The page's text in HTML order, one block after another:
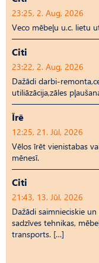
23:25, 2. Aug, 2026
Veco mēbeļu u.c. lietu
Citi
23:22, 2. Aug, 2026
Dažādi darbi-
utiliāzācija,zāles
Īrē
12:25, 21. Jūl, 2026
Vēlos īrēt vienistabas
mēnesī.
Citi
21:43, 13. Jūl, 2026
Dažādi saimnieciskie
sadzīves tehnikas,
transports. […]